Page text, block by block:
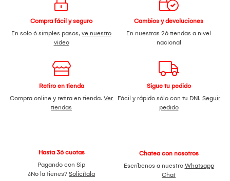
Compra fácil y seguro
En solo 6 simples pasos, ve nuestro
video
Cambios y devoluciones
En nuestras 26 tiendas a nivel
nacional
Retiro en tienda
Compra online y retira en tienda. Ver
tiendas
Sigue tu pedido
Fácil y rápido sólo con tu DNI. Seguir
pedido
Hasta 36 cuotas
Pagando con Sip
¿No la tienes? Solicítala
Chatea con nosotros
Escríbenos a nuestro Whatsapp
Chat